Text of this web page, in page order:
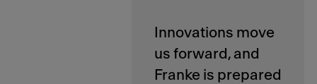
Innovations move
us forward, and
Franke is prepared